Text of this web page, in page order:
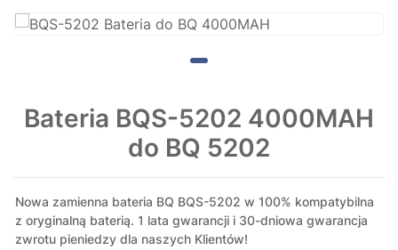
Bateria BQS-5202 4000MAH
do BQ 5202
Nowa zamienna bateria BQ BQS-5202 w 100% kompatybilna
z oryginalną baterią. 1 lata gwarancji i 30-dniowa gwarancja
zwrotu pieniedzy dla naszych Klientów!